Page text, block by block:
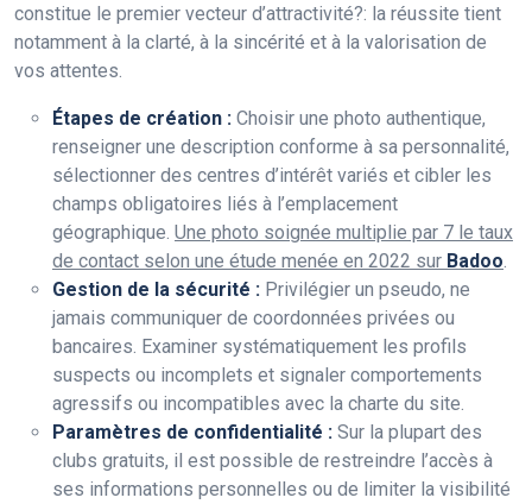
constitue le premier vecteur d’attractivité?: la réussite tient
notamment à la clarté, à la sincérité et à la valorisation de
vos attentes.
Étapes de création : Choisir une photo authentique,
renseigner une description conforme à sa personnalité,
sélectionner des centres d’intérêt variés et cibler les
champs obligatoires liés à l’emplacement
géographique. Une photo soignée multiplie par 7 le taux
de contact selon une étude menée en 2022 sur Badoo
Gestion de la sécurité : Privilégier un pseudo, ne
jamais communiquer de coordonnées privées ou
bancaires. Examiner systématiquement les profils
suspects ou incomplets et signaler comportements
agressifs ou incompatibles avec la charte du site.
Paramètres de confidentialité : Sur la plupart des
clubs gratuits, il est possible de restreindre l’accès à
ses informations personnelles ou de limiter la visibilité